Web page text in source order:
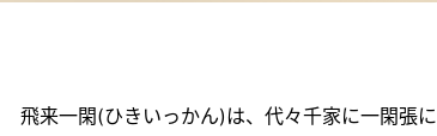
飛来一閑(ひきいっかん)は、代々千家に一閑張